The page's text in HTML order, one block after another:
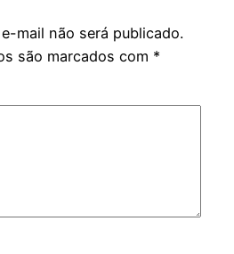
mail não será publicado.
são marcados com *